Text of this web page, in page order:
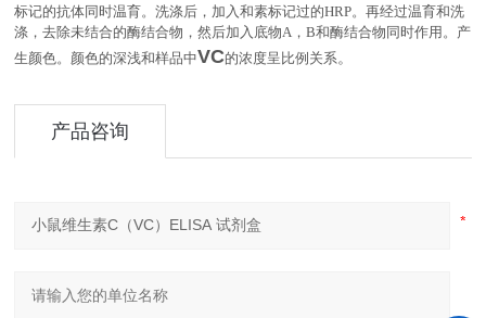
标记的抗体同时温育。洗涤后，加入和素标记过的HRP。再经过温育和洗
涤，去除未结合的酶结合物，然后加入底物A ，B和酶结合物同时作用。产
生颜色。颜色的深浅和样品中VC的浓度呈比例关系。
产品咨询